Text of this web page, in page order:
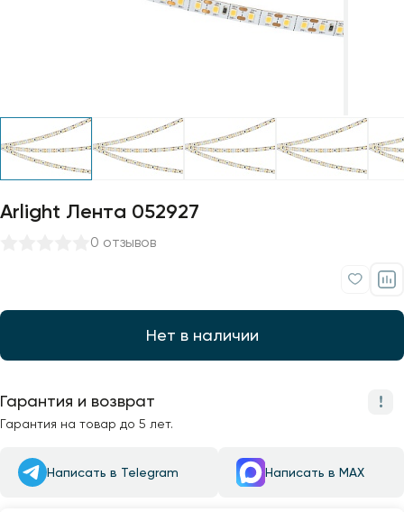
Arlight Лента 052927
0 отзывов
Нет в наличии
Гарантия и возврат
Гарантия на товар до 5 лет.
Написать в Telegram Написать в MAX